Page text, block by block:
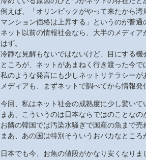
例えば、「オリンピックがやって来たから湾
マンション価格は上昇する」というのが普通
ネット以前の情報社会なら、大半のメディア
はず。
冷静な見解もないではないけど、目にする機
ところが、ネットがあまねく行き渡った今で
私のような発言にも少しネットリテラシーが
メディアも、まずネットで調べてから情報発
今回、私はネット社会の成熟度に少し驚いて
まあ、こういうのは日本ならではのことなの
お隣の韓国では汚染水騒ぎで国産の魚まで売
まあ、あの国は特別そういうおバカなところ
日本でも今、お魚の値段がかなり安くなりま